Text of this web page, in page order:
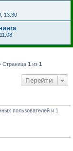
13:30
Страница 1 из 1
Перейти
пользователей и 1